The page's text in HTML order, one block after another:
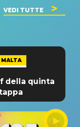
VEDI TUTTE
MALTA
della quinta